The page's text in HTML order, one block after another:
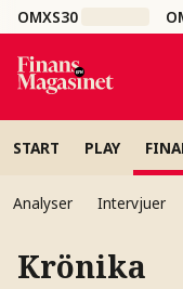
OMXS30
START PLAY
Analyser Intervjuer
Krönika